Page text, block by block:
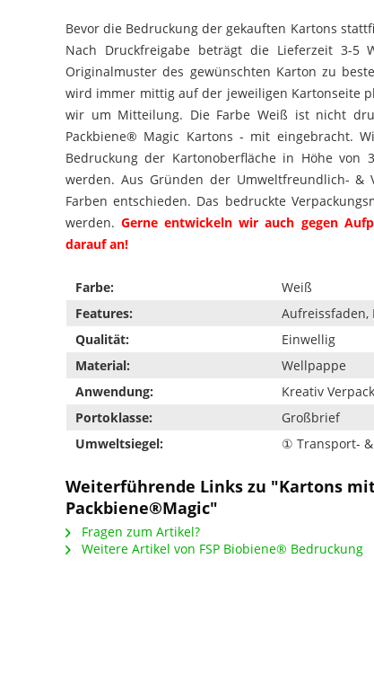
Bevor die Bedruckung der gekauften Kartons
Nach Druckfreigabe beträgt die Lieferzeit 3-5
Originalmuster des gewünschten Karton zu
wird immer mittig auf der jeweiligen Kartonseite
wir um Mitteilung. Die Farbe Weiß ist nicht
Packbiene® Magic Kartons - mit eingebracht.
Bedruckung der Kartonoberfläche in Höhe von
werden. Aus Gründen der Umweltfreundlich-
Farben entschieden. Das bedruckte
werden.Gerne entwickeln wir auch gegen
darauf an!
Farbe:
Weiß
Features:
Aufreissfaden,
Qualität:
Einwellig
Material:
Wellpappe
Anwendung:
Kreativ
Portoklasse:
Großbrief
Umweltsiegel:
① Transport-
Weiterführende Links zu "Kartons mit
Packbiene®Magic"
Fragen zum Artikel?
Weitere Artikel von FSP Biobiene® Bedruckung